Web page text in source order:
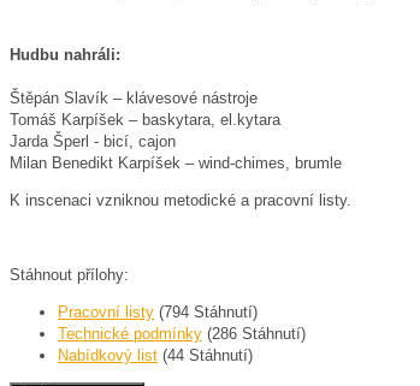
Hudbu nahráli:
Štěpán Slavík – klávesové nástroje
Tomáš Karpíšek – baskytara, el.kytara
Jarda Šperl - bicí, cajon
Milan Benedikt Karpíšek – wind-chimes, brumle
K inscenaci vzniknou metodické a pracovní listy.
Stáhnout přílohy:
Pracovní listy (794 Stáhnutí)
Technické podmínky (286 Stáhnutí)
Nabídkový list (44 Stáhnutí)